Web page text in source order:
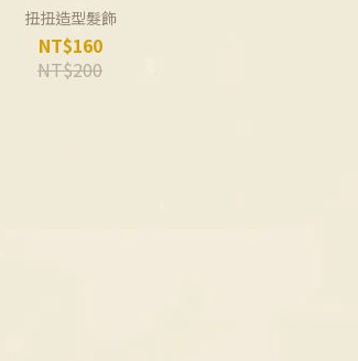
扭扭造型髮飾
NT$160
NT$200